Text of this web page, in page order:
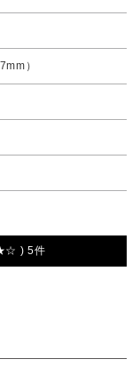
）
) 5件